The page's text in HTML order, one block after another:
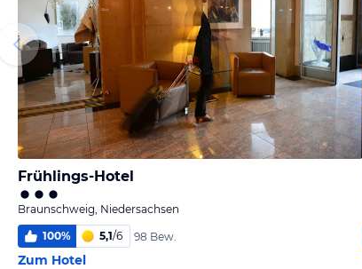
Frühlings-Hotel
Braunschweig, Niedersachsen
100% 5,1/6 98 Bew.
Zum Hotel